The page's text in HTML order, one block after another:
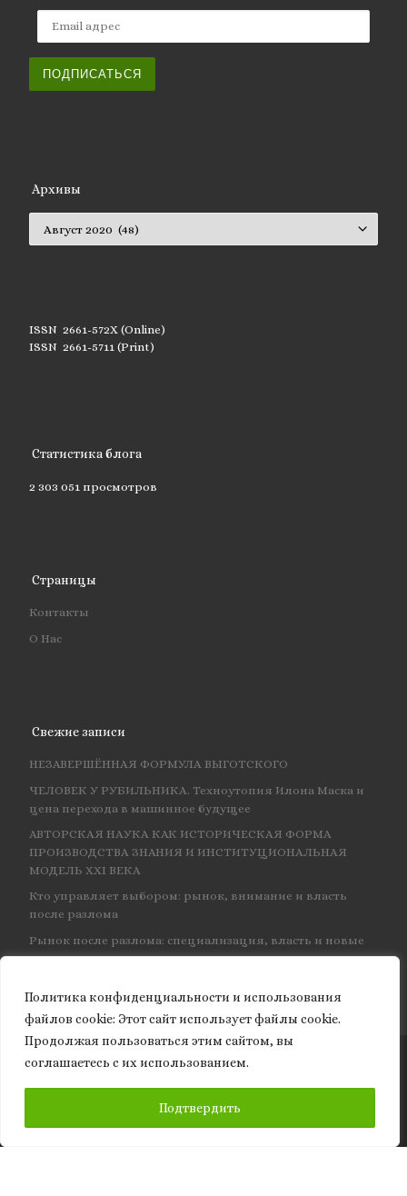
Политика конфиденциальности и использования
файлов сookie: Этот сайт использует файлы cookie.
Продолжая пользоваться этим сайтом, вы
соглашаетесь с их использованием.
Подтвердить
ПОДПИСАТЬСЯ
Архивы
ISSN 2661-572X (Online)
ISSN 2661-5711 (Print)
Статистика блога
2 303 051 просмотров
Страницы
Контакты
О Нас
Свежие записи
НЕЗАВЕРШЁННАЯ ФОРМУЛА ВЫГОТСКОГО
ЧЕЛОВЕК У РУБИЛЬНИКА. Техноутопия Илона Маска и
цена перехода в машинное будущее
АВТОРСКАЯ НАУКА КАК ИСТОРИЧЕСКАЯ ФОРМА
ПРОИЗВОДСТВА ЗНАНИЯ И ИНСТИТУЦИОНАЛЬНАЯ
МОДЕЛЬ XXI ВЕКА
Кто управляет выбором: рынок, внимание и власть
после разлома
Рынок после разлома: специализация, власть и новые
центры влияния
© 2026Granite of science– Все права защищены